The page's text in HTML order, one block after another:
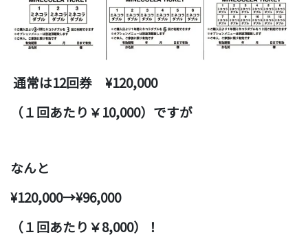
通常は12回券 ¥120,000
（１回あたり￥10,000）ですが
なんと
¥120,000→¥96,000
（１回あたり￥8,000）！